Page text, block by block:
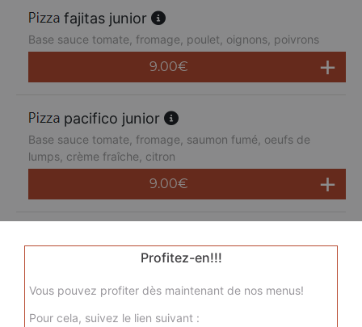
fajitas junior
Base sauce tomate, fromage, poulet, oignons, poivrons
9.00€
pacifico junior
Base sauce tomate, fromage, saumon fumé, oeufs de
lumps, crème fraîche, citron
9.00€
Base sauce tomate, fromage, chorizo, jambon de dinde,
Profitez-en!!!
Vous pouvez profiter dès maintenant de nos menus!
Pour cela, suivez le lien suivant :